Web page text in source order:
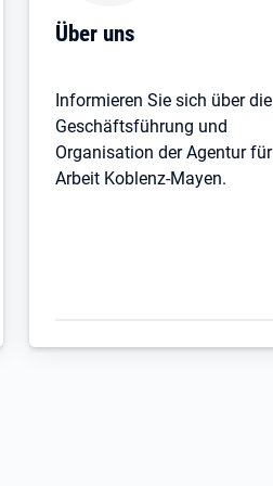
Über uns
Informieren Sie sich über die
Geschäftsführung und
Organisation der Agentur für
Arbeit Koblenz-Mayen.